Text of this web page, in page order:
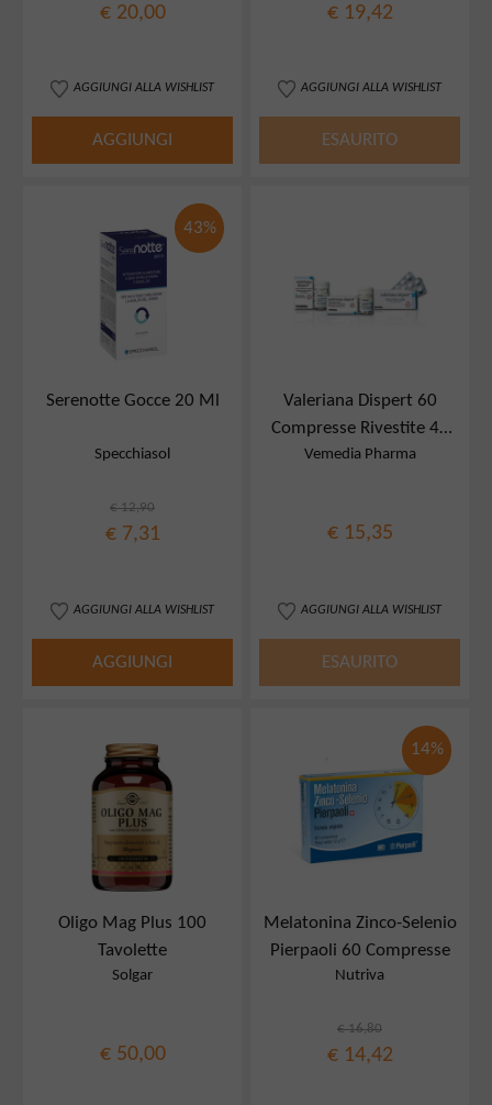
€ 20,00
AGGIUNGI ALLA WISHLIST
AGGIUNGI
€ 19,42
AGGIUNGI ALLA WISHLIST
ESAURITO
43%
Serenotte Gocce 20 Ml
Specchiasol
€ 12,90
€ 7,31
AGGIUNGI ALLA WISHLIST
AGGIUNGI
Valeriana Dispert 60
Compresse Rivestite 45
Mg
Vemedia Pharma
€ 15,35
AGGIUNGI ALLA WISHLIST
ESAURITO
Oligo Mag Plus 100
Tavolette
Solgar
€ 50,00
14%
Melatonina Zinco-Selenio
Pierpaoli 60 Compresse
Nutriva
€ 16,80
€ 14,42